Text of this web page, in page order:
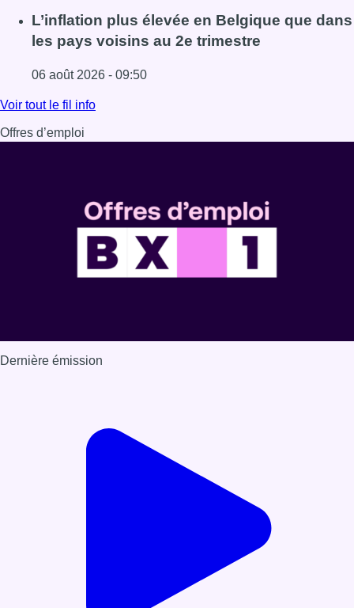
Lire l'article Une maison inhabitable après un incendie à
L’inflation plus élevée en Belgique que dans
les pays voisins au 2e trimestre
06 août 2026 - 09:50
Lire l'article L’inflation plus élevée en Belgique que dans
Voir tout le fil info
Offres d’emploi
Dernière émission